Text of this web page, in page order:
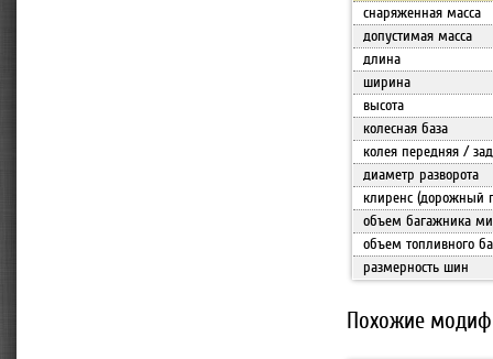
снаряженная масса
допустимая масса
длина
ширина
высота
колесная база
колея передняя /
диаметр разворота
клиренс (дорожный
объем багажника
объем топливного
размерность шин
Похожие